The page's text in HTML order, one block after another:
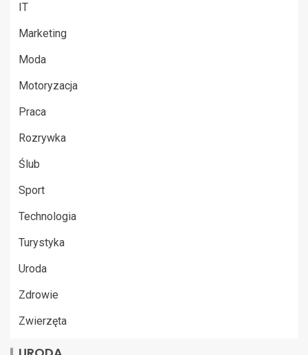
IT
Marketing
Moda
Motoryzacja
Praca
Rozrywka
Ślub
Sport
Technologia
Turystyka
Uroda
Zdrowie
Zwierzęta